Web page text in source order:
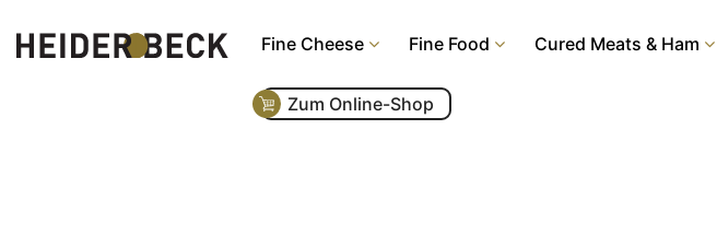
Fine Cheese Fine Food Cured Meats & Ham
Zum Online-Shop